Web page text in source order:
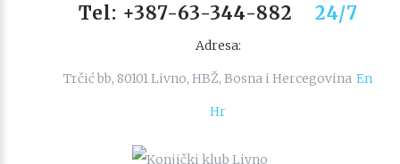
Tel: +387-63-344-882 24/7
Adresa:
Trčić bb, 80101 Livno, HBŽ, Bosna i Hercegovina En
Hr